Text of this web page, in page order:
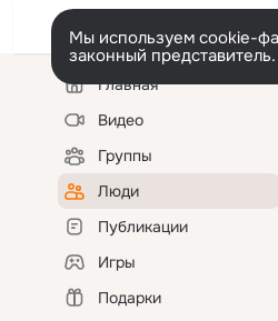
Мы используем cookie-
законный представитель.
Левая
колонкаГлавная
Видео
Группы
Люди
Публикации
Игры
Подарки